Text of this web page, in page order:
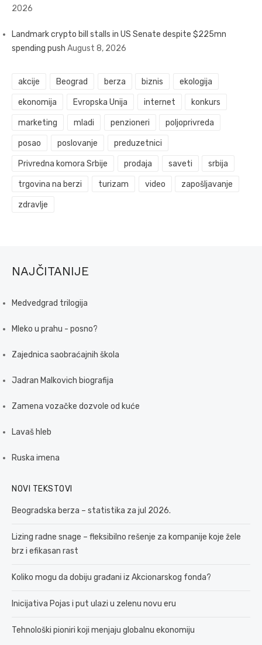
2026
Landmark crypto bill stalls in US Senate despite $225mn
spending push August 8, 2026
akcije Beograd berza biznis ekologija
ekonomija Evropska Unija internet konkurs
marketing mladi penzioneri poljoprivreda
posao poslovanje preduzetnici
Privredna komora Srbije prodaja saveti srbija
trgovina na berzi turizam video zapošljavanje
zdravlje
NAJČITANIJE
Medvedgrad trilogija
Mleko u prahu - posno?
Zajednica saobraćajnih škola
Jadran Malkovich biografija
Zamena vozačke dozvole od kuće
Lavaš hleb
Ruska imena
NOVI TEKSTOVI
Beogradska berza – statistika za jul 2026.
Lizing radne snage – fleksibilno rešenje za kompanije koje žele
brz i efikasan rast
Koliko mogu da dobiju građani iz Akcionarskog fonda?
Inicijativa Pojas i put ulazi u zelenu novu eru
Tehnološki pioniri koji menjaju globalnu ekonomiju